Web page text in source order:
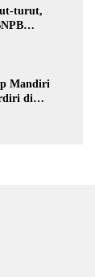
turut,
Mandiri
di